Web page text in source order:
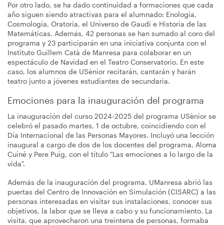
Por otro lado, se ha dado continuidad a formaciones que cada
año siguen siendo atractivas para el alumnado: Enología,
Cosmología, Oratoria, el Universo de Gaudí e Historia de las
Matemáticas. Además, 42 personas se han sumado al coro del
programa y 23 participarán en una iniciativa conjunta con el
Instituto Guillem Catà de Manresa para colaborar en un
espectáculo de Navidad en el Teatro Conservatorio. En este
caso, los alumnos de USènior recitarán, cantarán y harán
teatro junto a jóvenes estudiantes de secundaria.
Emociones para la inauguración del programa
La inauguración del curso 2024-2025 del programa USènior se
celebró el pasado martes, 1 de octubre, coincidiendo con el
Día Internacional de las Personas Mayores. Incluyó una lección
inaugural a cargo de dos de los docentes del programa, Aloma
Cuiné y Pere Puig, con el título "Las emociones a lo largo de la
vida".
Además de la inauguración del programa, UManresa abrió las
puertas del Centro de Innovación en Simulación (CISARC) a las
personas interesadas en visitar sus instalaciones, conocer sus
objetivos, la labor que se lleva a cabo y su funcionamiento. La
visita, que aprovecharon una treintena de personas, formaba